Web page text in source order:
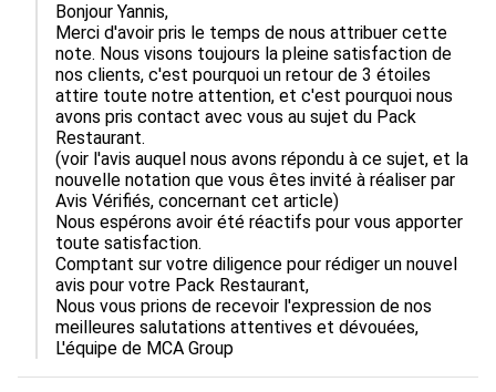
Bonjour Yannis,
Merci d'avoir pris le temps de nous attribuer cette
note. Nous visons toujours la pleine satisfaction de
nos clients, c'est pourquoi un retour de 3 étoiles
attire toute notre attention, et c'est pourquoi nous
avons pris contact avec vous au sujet du Pack
Restaurant.
(voir l'avis auquel nous avons répondu à ce sujet, et la
nouvelle notation que vous êtes invité à réaliser par
Avis Vérifiés, concernant cet article)
Nous espérons avoir été réactifs pour vous apporter
toute satisfaction.
Comptant sur votre diligence pour rédiger un nouvel
avis pour votre Pack Restaurant,
Nous vous prions de recevoir l'expression de nos
meilleures salutations attentives et dévouées,
L'équipe de MCA Group